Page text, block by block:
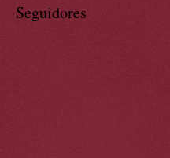
Seguidores